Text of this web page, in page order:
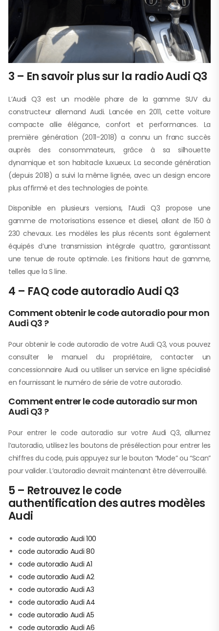
3 – En savoir plus sur la radio Audi Q3
L’Audi Q3 est un modèle phare de la gamme SUV du
constructeur allemand Audi. Lancée en 2011, cette voiture
compacte allie élégance, confort et performances. La
première génération (2011-2018) a connu un franc succès
auprès des consommateurs, grâce à sa silhouette
dynamique et son habitacle luxueux. La seconde génération
(depuis 2018) a suivi la même lignée, avec un design encore
plus affirmé et des technologies de pointe.
Disponible en plusieurs versions, l’Audi Q3 propose une
gamme de motorisations essence et diesel, allant de 150 à
230 chevaux. Les modèles les plus récents sont également
équipés d’une transmission intégrale quattro, garantissant
une tenue de route optimale. Les finitions haut de gamme,
telles que la S line.
4 – FAQ code autoradio Audi Q3
Comment obtenir le code autoradio pour mon
Audi Q3 ?
Pour obtenir le code autoradio de votre Audi Q3, vous pouvez
consulter le manuel du propriétaire, contacter un
concessionnaire Audi ou utiliser un service en ligne spécialisé
en fournissant le numéro de série de votre autoradio.
Comment entrer le code autoradio sur mon
Audi Q3 ?
Pour entrer le code autoradio sur votre Audi Q3, allumez
l’autoradio, utilisez les boutons de présélection pour entrer les
chiffres du code, puis appuyez sur le bouton “Mode” ou “Scan”
pour valider. L’autoradio devrait maintenant être déverrouillé.
5 – Retrouvez le code
authentification des autres modèles
Audi
code autoradio Audi 100
code autoradio Audi 80
code autoradio Audi A1
code autoradio Audi A2
code autoradio Audi A3
code autoradio Audi A4
code autoradio Audi A5
code autoradio Audi A6